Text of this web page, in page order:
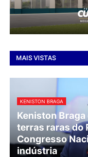
MAIS VISTAS
KENISTON BRAGA
Keniston
terras raras do
Congresso
indústria